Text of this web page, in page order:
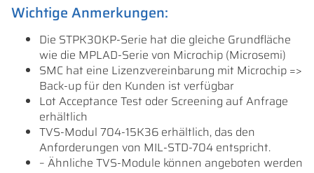
Wichtige Anmerkungen:
Die STPK30KP-Serie hat die gleiche Grundfläche
wie die MPLAD-Serie von Microchip (Microsemi)
SMC hat eine Lizenzvereinbarung mit Microchip =>
Back-up für den Kunden ist verfügbar
Lot Acceptance Test oder Screening auf Anfrage
erhältlich
TVS-Modul 704-15K36 erhältlich, das den
Anforderungen von MIL-STD-704 entspricht.
– Ähnliche TVS-Module können angeboten werden